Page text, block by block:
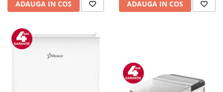
ADAUGA IN COS ADAUGA IN COS